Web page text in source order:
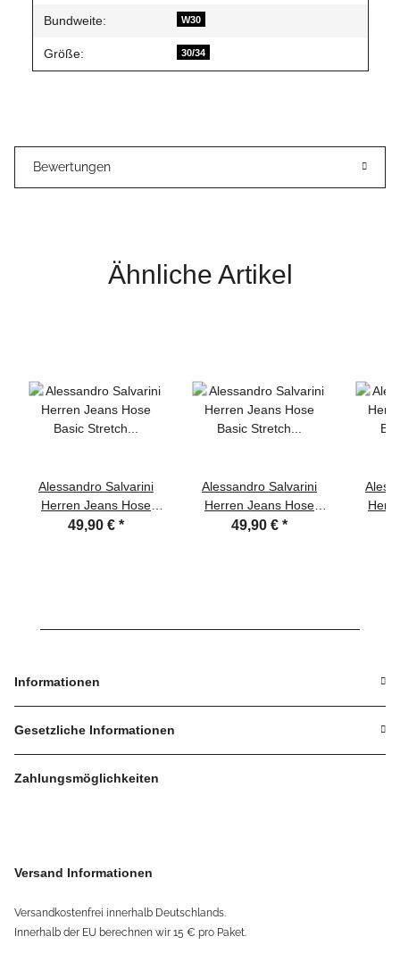
Bundweite: W30
Größe: 30/34
Bewertungen
Ähnliche Artikel
Alessandro Salvarini
Herren Jeans Hose
Basic Stretch
49,90 € *
Alessandro Salvarini
Herren Jeans Hose
Basic Stretch
49,90 € *
Informationen
Gesetzliche Informationen
Zahlungsmöglichkeiten
Versand Informationen
Versandkostenfrei innerhalb Deutschlands.
Innerhalb der EU berechnen wir 15 € pro Paket.